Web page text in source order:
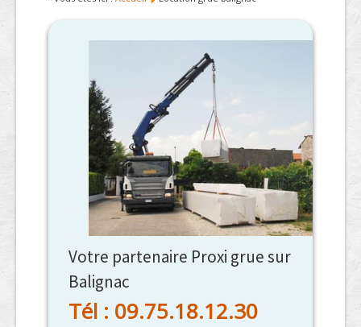
Votre partenaire Proxi grue sur
Balignac
Tél : 09.75.18.12.30